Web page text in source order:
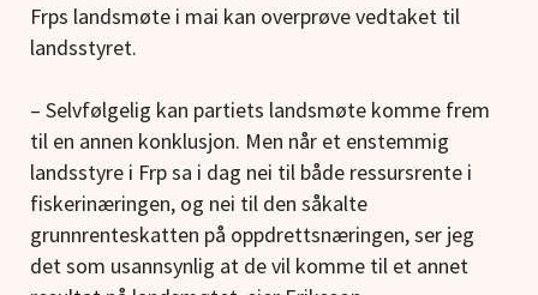
Frps landsmøte i mai kan overprøve vedtaket til
landsstyret.
– Selvfølgelig kan partiets landsmøte komme frem
til en annen konklusjon. Men når et enstemmig
landsstyre i Frp sa i dag nei til både ressursrente i
fiskerinæringen, og nei til den såkalte
grunnrenteskatten på oppdrettsnæringen, ser jeg
det som usannsynlig at de vil komme til et annet